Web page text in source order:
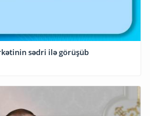
sədri ilə görüşüb